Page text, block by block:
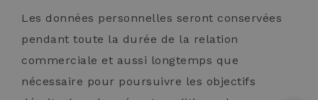
Les données personnelles seront conservées
pendant toute la durée de la relation
commerciale et aussi longtemps que
nécessaire pour poursuivre les objectifs